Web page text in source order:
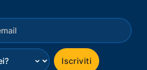
⌄ Iscriviti